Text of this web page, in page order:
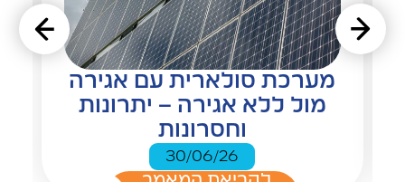
מערכת סולארית עם אגירה
מול ללא אגירה – יתרונות
וחסרונות
30/06/26